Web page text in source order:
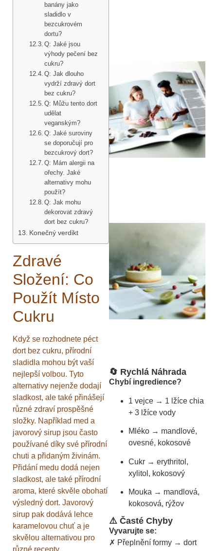
banány jako
sladidlo v
bezcukrovém
dortu?
Q: Jaké jsou
výhody pečení bez
cukru?
Q: Jak dlouho
vydrží zdravý dort
bez cukru?
Q: Můžu tento dort
udělat
veganským?
Q: Jaké suroviny
se doporučují pro
bezcukrový dort?
Q: Mám alergii na
ořechy. Jaké
alternativy mohu
použít?
Q: Jak mohu
dekorovat zdravý
dort bez cukru?
Konečný verdikt
Zdravé
Složení: Co
Použít Místo
Cukru
Když se rozhodnete péct
dort bez cukru, přírodní
sladidla mohou být vaší
nejlepší volbou. Tyto
alternativy nejenže dodají
sladkost, ale také přinášejí
různé zdraví prospěšné
složky. Například med a
javorový sirup jsou často
používané díky své přírodní
chuti a přidaným živinám.
Přidání medu dodá nejen
sladkost, ale také přírodní
aroma, které skvěle obohatí
výsledný dort. Javorový
sirup pak dodává lehce
karamelovou chuť a je
skvělou alternativou pro
🔄 Rychlá Náhrada
Chybí ingredience?
1 vejce → 1 lžíce chia
+ 3 lžíce vody
Mléko → mandlové,
ovesné, kokosové
Cukr → erythritol,
xylitol, kokosový
Mouka → mandlová,
kokosová, rýžov
⚠️ Časté Chyby
Vyvarujte se:
✗ Přeplnění formy → dort